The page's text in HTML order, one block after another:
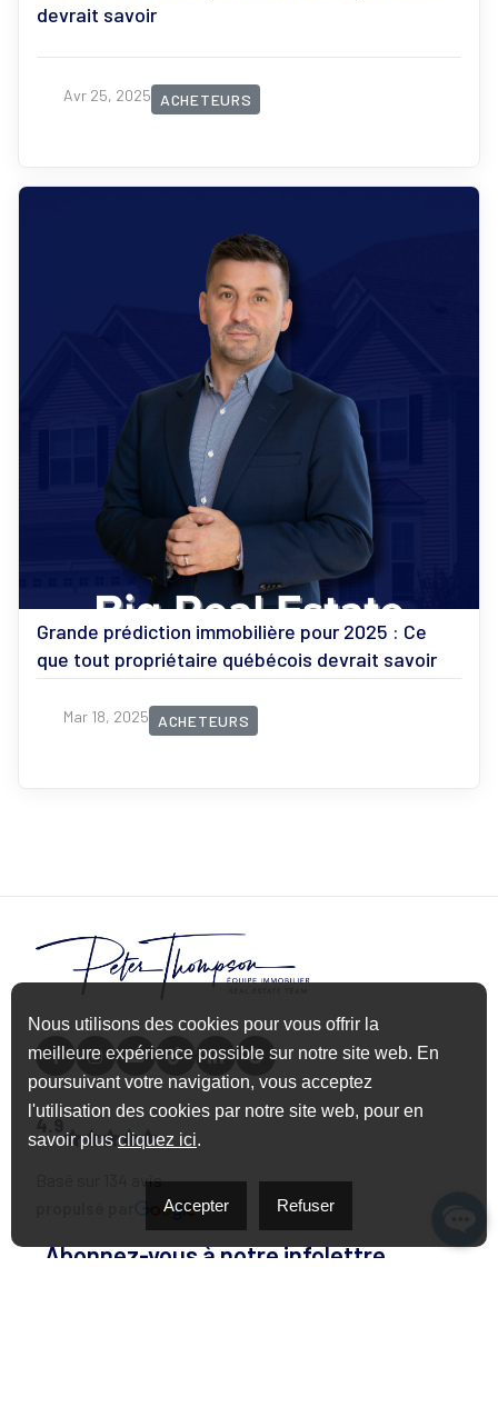
devrait savoir
Avr 25, 2025 ACHETEURS
Grande prédiction immobilière pour 2025 : Ce
que tout propriétaire québécois devrait savoir
Mar 18, 2025 ACHETEURS
Basé sur 134 avis
Abonnez-vous à notre infolettre
Nous utilisons des cookies pour vous offrir la
meilleure expérience possible sur notre site web. En
poursuivant votre navigation, vous acceptez
l'utilisation des cookies par notre site web, pour en
savoir plus cliquez ici.
Accepter Refuser